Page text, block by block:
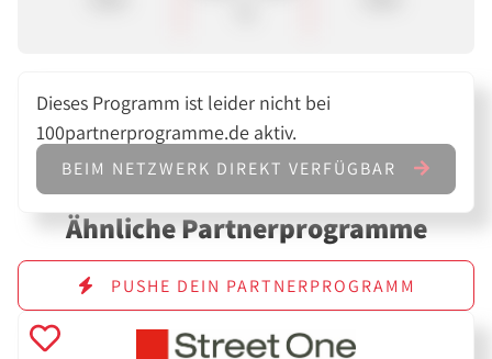
Dieses Programm ist leider nicht bei
100partnerprogramme.de aktiv.
BEIM NETZWERK DIREKT VERFÜGBAR
Ähnliche Partnerprogramme
PUSHE DEIN PARTNERPROGRAMM